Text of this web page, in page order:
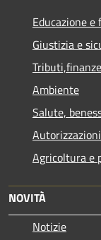
Educazione e
Giustizia e
Ambiente
Salute,
Autorizzazioni
Agricoltura e
NOVITÀ
Notizie